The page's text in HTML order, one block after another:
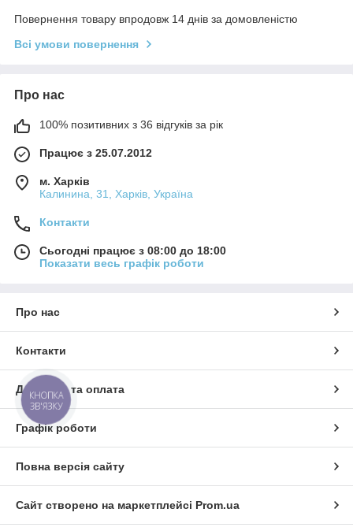
Повернення товару впродовж 14 днів за домовленістю
Всі умови повернення
Про нас
100% позитивних з 36 відгуків за рік
Працює з 25.07.2012
м. Харків
Калинина, 31, Харків, Україна
Контакти
Сьогодні працює з 08:00 до 18:00
Показати весь графік роботи
Про нас
Контакти
Доставка та оплата
Графік роботи
Повна версія сайту
Сайт створено на маркетплейсі Prom.ua
КНОПКА
ЗВ'ЯЗКУ